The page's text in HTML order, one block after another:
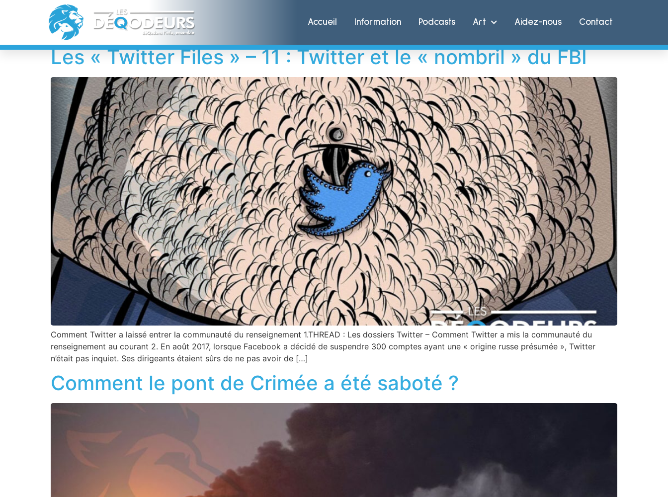
Accueil Information Podcasts Art Aidez-nous Contact
Étiquette :FSB
Les « Twitter Files » – 11 : Twitter et le « nombril » du FBI
Comment Twitter a laissé entrer la communauté du renseignement 1.THREAD : Les dossiers Twitter – Comment Twitter a mis la communauté du
renseignement au courant 2. En août 2017, lorsque Facebook a décidé de suspendre 300 comptes ayant une « origine russe présumée », Twitter
n’était pas inquiet. Ses dirigeants étaient sûrs de ne pas avoir de […]
Comment le pont de Crimée a été saboté ?